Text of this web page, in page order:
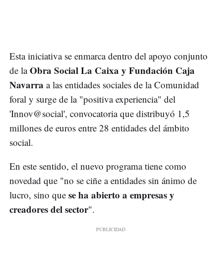
Esta iniciativa se enmarca dentro del apoyo conjunto
de laObra Social La Caixa y Fundación Caja
Navarra a las entidades sociales de la Comunidad
foral y surge de la "positiva experiencia" del
'Innov@social', convocatoria que distribuyó 1,5
millones de euros entre 28 entidades del ámbito
social.
En este sentido, el nuevo programa tiene como
novedad que "no se ciñe a entidades sin ánimo de
lucro, sino que se ha abierto a empresas y
creadores del sector".